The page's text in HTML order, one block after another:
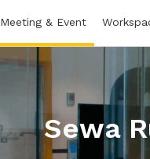
Meeting & Event
Sewa